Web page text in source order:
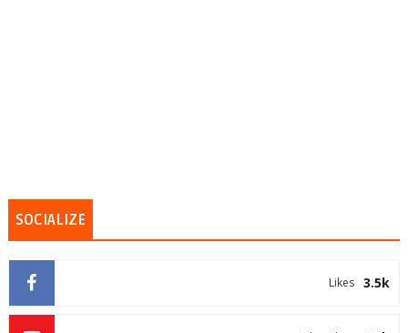
SOCIALIZE
3.5k
Likes